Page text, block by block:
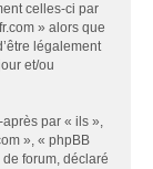
celles-ci par
» alors que
légalement
et/ou
par « ils »,
», « phpBB
forum, déclaré